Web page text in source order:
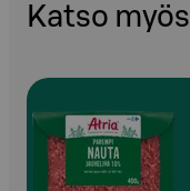
Katso myös